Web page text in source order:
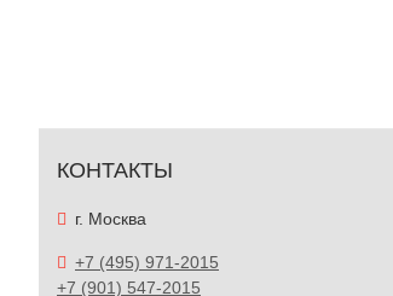
КОНТАКТЫ
г. Москва
+7 (495) 971-2015
+7 (901) 547-2015